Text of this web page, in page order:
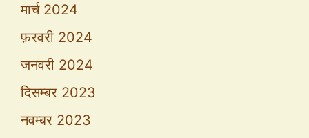
मार्च 2024
फ़रवरी 2024
जनवरी 2024
दिसम्बर 2023
नवम्बर 2023